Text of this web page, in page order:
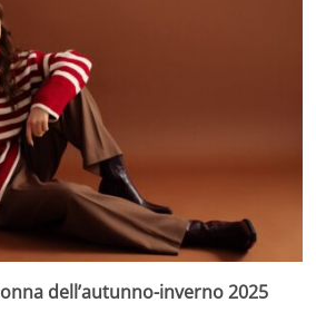
dell’autunno-inverno 2025